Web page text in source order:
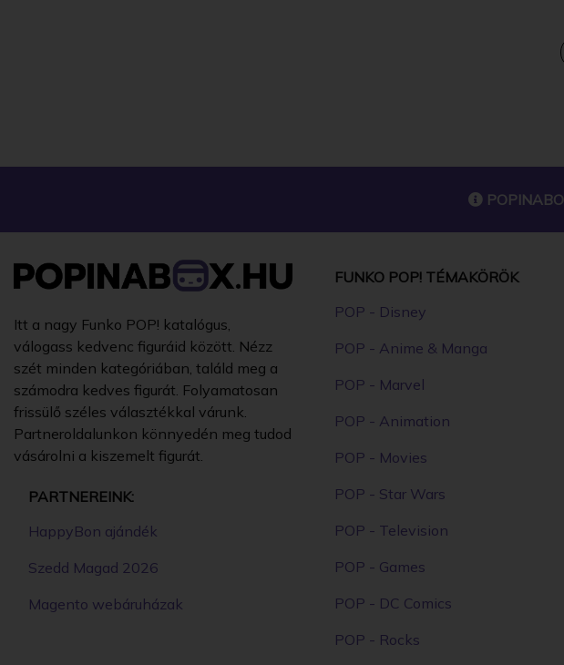
Itt a nagy Funko POP! katalógus,
válogass kedvenc figuráid között. Nézz
szét minden kategóriában, találd meg a
számodra kedves figurát. Folyamatosan
frissülő széles választékkal várunk.
Partneroldalunkon könnyedén meg tudod
vásárolni a kiszemelt figurát.
PARTNEREINK:
HappyBon ajándék
Szedd Magad 2026
Magento webáruházak
FUNKO POP! TÉMAKÖRÖK
POP - Disney
POP - Anime & Manga
POP - Marvel
POP - Animation
POP - Movies
POP - Star Wars
POP - Television
POP - Games
POP - DC Comics
POP - Rocks